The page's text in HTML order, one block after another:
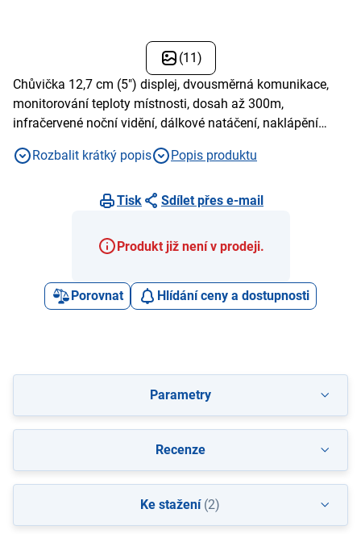
(11)
Chůvička 12,7 cm (5") displej, dvousměrná komunikace,
monitorování teploty místnosti, dosah až 300m,
infračervené noční vidění, dálkové natáčení, naklápění
Rozbalit krátký popis
Popis produktu
Tisk Sdílet přes e-mail
Produkt již není v prodeji.
Porovnat Hlídání ceny a dostupnosti
Parametry
Recenze
Ke stažení(2)